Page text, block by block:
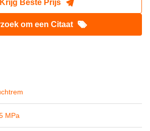
Krijg Beste Prijs
om een Citaat
MPa